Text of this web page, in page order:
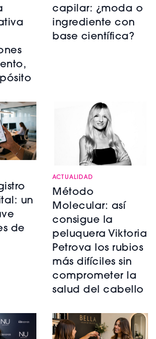
capilar: ¿moda o
ingrediente con
base científica?
un
de
ACTUALIDAD
Método
Molecular: así
consigue la
peluquera Viktoria
Petrova los rubios
más difíciles sin
comprometer la
salud del cabello